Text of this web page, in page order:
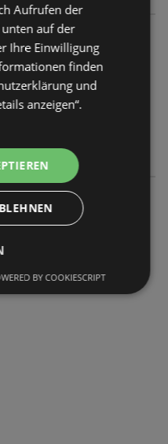
Aufrufen der
unten auf der
Ihre Einwilligung
finden
und
anzeigen“.
BY COOKIESCRIPT